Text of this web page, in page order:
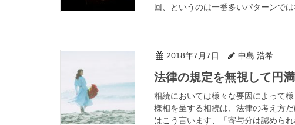
回、というのは一番多いパターンで
2018年7月7日 中島 浩希
法律の規定を無視して円
相続においては様々な要因によって
様相を呈する相続は、法律の考え方
はこう言います、「寄与分は認めら